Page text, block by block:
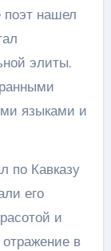
поэт нашел
элиты.
языками и
по Кавказу
его
и
в